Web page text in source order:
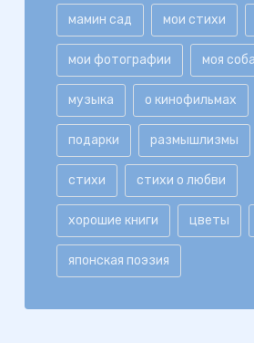
мамин сад мои стихи
мои фотографии моя
музыка о кинофильмах
подарки размышлизмы
стихи стихи о любви
хорошие книги цветы
японская поэзия